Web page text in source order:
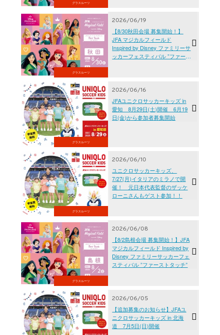
グラスルーツ
グラスルーツ
2026/06/19
【8/30秋田会場 募集開始！】
JFA マジカルフィールド
Inspired by Disney ファミリーサ
ッカーフェスティバル ”ファース
グラスルーツ
2026/06/16
JFAユニクロサッカーキッズ in
愛知 8月29日(土)開催 6月19
日(金)から参加者募集開始
グラスルーツ
2026/06/10
ユニクロサッカーキッズ、
7/27(月)イタリアのミラノで開
催！ 元日本代表監督のザッケ
ローニさんもゲスト参加！！
グラスルーツ
2026/06/08
【8/2島根会場 募集開始！】JFA
マジカルフィールド Inspired by
Disney ファミリーサッカーフェ
スティバル ”ファーストタッチ”
2026/06/05
【追加募集のお知らせ】JFAユ
ニクロサッカーキッズ in 北海
道 7月5日(日)開催